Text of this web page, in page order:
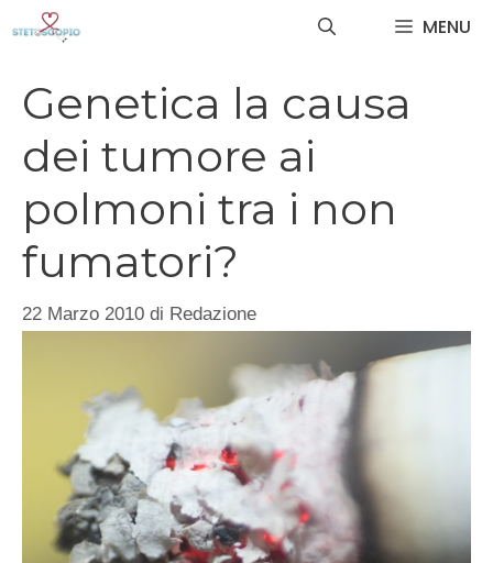
MENU
Genetica la causa
dei tumore ai
polmoni tra i non
fumatori?
22 Marzo 2010 di Redazione